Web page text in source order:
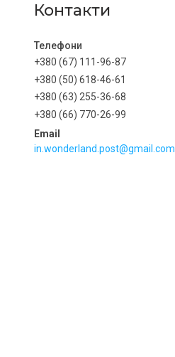
Контакти
+380 (67) 111-96-87
+380 (50) 618-46-61
+380 (63) 255-36-68
+380 (66) 770-26-99
in.wonderland.post@gmail.com